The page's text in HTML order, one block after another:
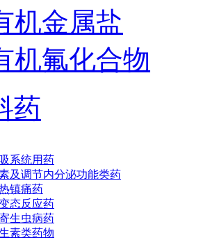
机金属盐
机氟化合物
药
系统用药
及调节内分泌功能类药
镇痛药
态反应药
生虫病药
素类药物